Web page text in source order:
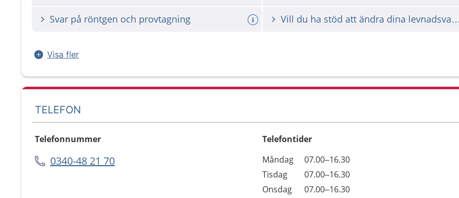
Svar på röntgen och provtagning Vill du ha stöd att ändra
Visa fler
TELEFON
Telefonnummer
0340-48 21 70
Telefontider
Dag
Öppettider
Kommentarer
Måndag
07.00–16.30
Tisdag
07.00–16.30
Onsdag
07.00–16.30